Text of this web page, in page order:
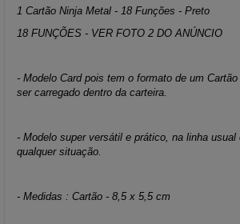
1 Cartão Ninja Metal - 18 Funções - Preto
18 FUNÇÕES - VER FOTO 2 DO ANÚNCIO
- Modelo Card pois tem o formato de um
ser carregado dentro da carteira.
- Modelo super versátil e prático, na linha usual
qualquer situação.
- Medidas : Cartão - 8,5 x 5,5 cm